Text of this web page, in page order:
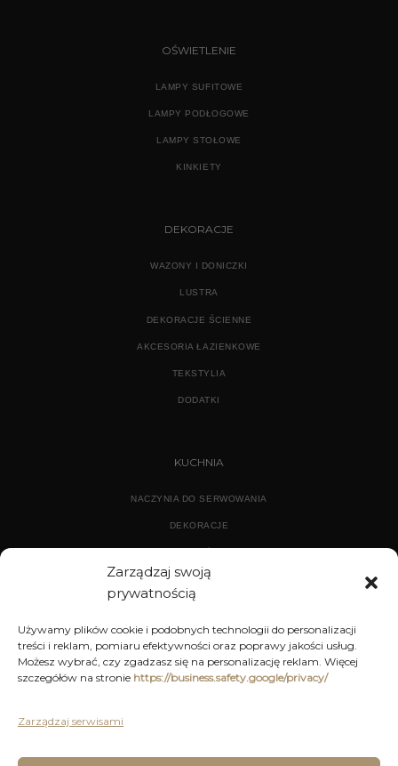
Zarządzaj swoją
prywatnością
Używamy plików cookie i podobnych technologii do personalizacji
treści i reklam, pomiaru efektywności oraz poprawy jakości usług.
Możesz wybrać, czy zgadzasz się na personalizację reklam. Więcej
szczegółów na stronie https://business.safety.google/privacy/
Zarządzaj serwisami
OŚWIETLENIE
LAMPY SUFITOWE
LAMPY PODŁOGOWE
LAMPY STOŁOWE
KINKIETY
DEKORACJE
WAZONY I DONICZKI
LUSTRA
DEKORACJE ŚCIENNE
AKCESORIA ŁAZIENKOWE
TEKSTYLIA
DODATKI
KUCHNIA
NACZYNIA DO SERWOWANIA
DEKORACJE
DEKORACJE
KUCHNIA